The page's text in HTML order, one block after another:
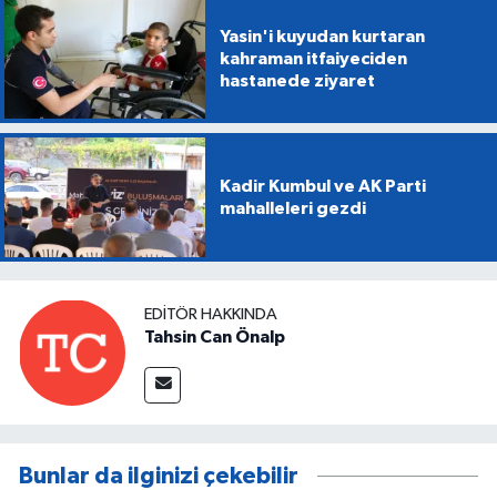
Yasin'i kuyudan kurtaran
kahraman itfaiyeciden
hastanede ziyaret
Kadir Kumbul ve AK Parti
mahalleleri gezdi
EDITÖR HAKKINDA
Tahsin Can Önalp
Bunlar da ilginizi çekebilir